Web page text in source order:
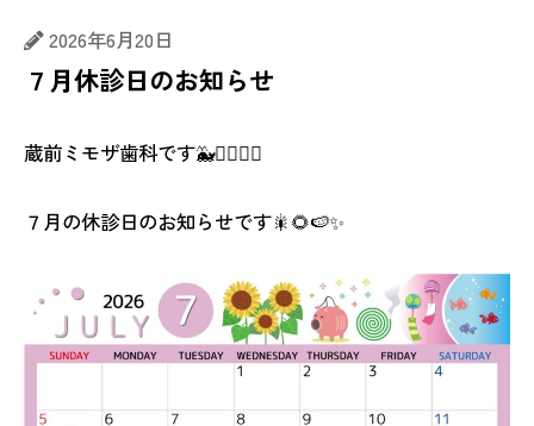
2026年6月20日
７月休診日のお知らせ
蔵前ミモザ歯科です🐳🏄🏻‍♂️✨
７月の休診日のお知らせです🎇🌻🍉✨